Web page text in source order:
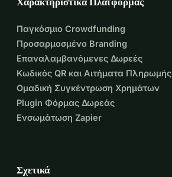
Παγκόσμιο Crowdfunding
Προσαρμοσμένο Branding
Επαναλαμβανόμενες Δωρεές
Κωδικός QR και Αιτήματα Πληρωμής
Ομαδική Συγκέντρωση Χρημάτων
Plugin Φόρμας Δωρεάς
Ενσωμάτωση Zapier
Σχετικά